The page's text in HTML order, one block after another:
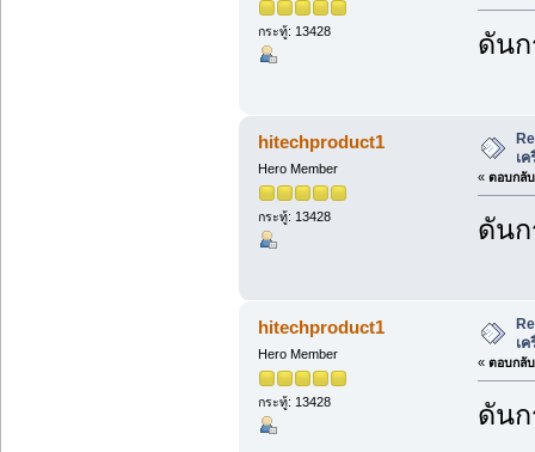
กระทู้: 13428 ดัน
hitechproduct1
Hero Member
กระทู้: 13428
เ
« ตอบกลั
ดัน
hitechproduct1
Hero Member
กระทู้: 13428
เ
« ตอบกลั
ดัน